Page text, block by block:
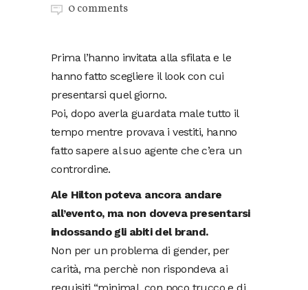
0 comments
Prima l’hanno invitata alla sfilata e le
hanno fatto scegliere il look con cui
presentarsi quel giorno.
Poi, dopo averla guardata male tutto il
tempo mentre provava i vestiti, hanno
fatto sapere al suo agente che c’era un
contrordine.
Ale Hilton poteva ancora andare
all’evento, ma non doveva presentarsi
indossando gli abiti del brand.
Non per un problema di gender, per
carità, ma perchè non rispondeva ai
requisiti “minimal, con poco trucco e di